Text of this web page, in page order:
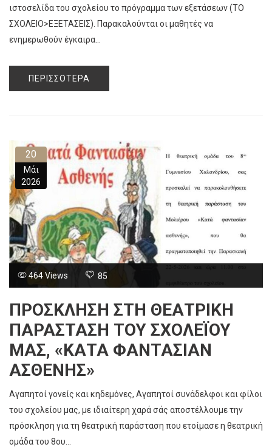
ιστοσελίδα του σχολείου το πρόγραμμα των εξετάσεων (ΤΟ
ΣΧΟΛΕΙΟ>ΕΞΕΤΑΣΕΙΣ). Παρακαλούνται οι μαθητές να
ενημερωθούν έγκαιρα...
ΠΕΡΙΣΣΌΤΕΡΑ
20
Μάι
2026
464 Views 85
ΠΡΌΣΚΛΗΣΗ ΣΤΗ ΘΕΑΤΡΙΚΉ
ΠΑΡΆΣΤΑΣΗ ΤΟΥ ΣΧΟΛΈΙΟΥ
ΜΑΣ, «ΚΑΤΆ ΦΑΝΤΑΣΊΑΝ
ΑΣΘΕΝΉΣ»
Αγαπητοί γονείς και κηδεμόνες, Αγαπητοί συνάδελφοι και φίλοι
του σχολείου μας, με ιδιαίτερη χαρά σάς αποστέλλουμε την
πρόσκληση για τη θεατρική παράσταση που ετοίμασε η θεατρική
ομάδα του 8ου...